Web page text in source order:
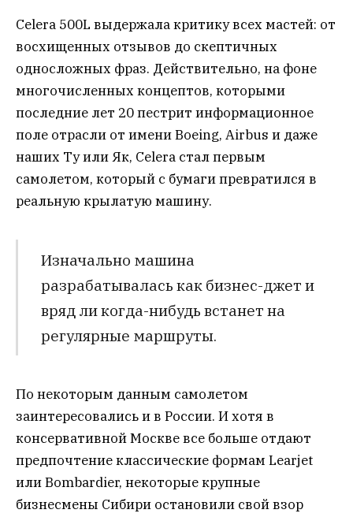
Celera 500L выдержала критику всех мастей: от
восхищенных отзывов до скептичных
односложных фраз. Действительно, на фоне
многочисленных концептов, которыми
последние лет 20 пестрит информационное
поле отрасли от имени Boeing, Airbus и даже
наших Ту или Як, Celera стал первым
самолетом, который с бумаги превратился в
реальную крылатую машину.
Изначально машина
разрабатывалась как бизнес-джет и
вряд ли когда-нибудь встанет на
регулярные маршруты.
По некоторым данным самолетом
заинтересовались и в России. И хотя в
консервативной Москве все больше отдают
предпочтение классические формам Learjet
или Bombardier, некоторые крупные
бизнесмены Сибири остановили свой взор